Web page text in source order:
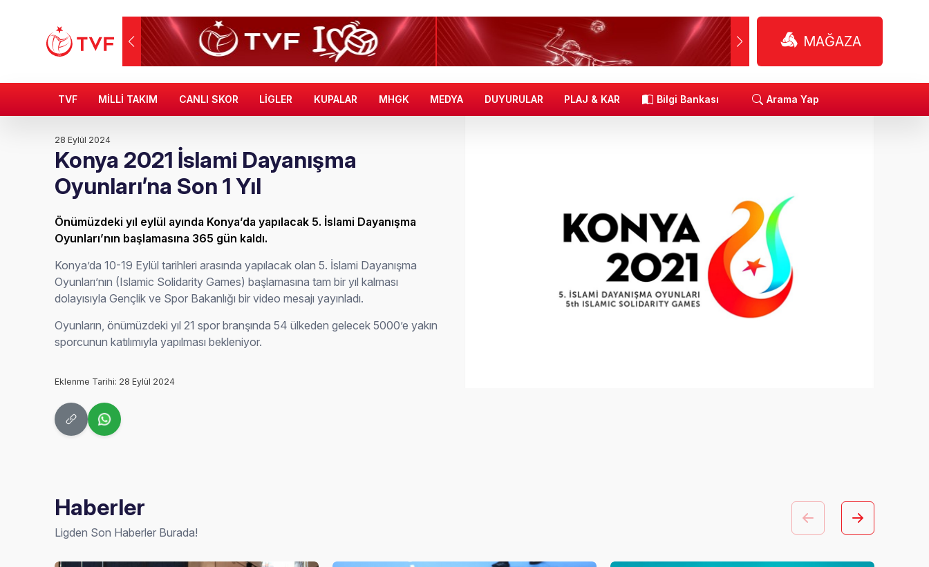
MAĞAZA
TVF MİLLİ TAKIM CANLI SKOR LİGLER KUPALAR MHGK MEDYA DUYURULAR PLAJ & KAR Bilgi Bankası Arama Yap
28 Eylül 2024
Konya 2021 İslami Dayanışma
Oyunları’na Son 1 Yıl
Önümüzdeki yıl eylül ayında Konya’da yapılacak 5. İslami Dayanışma
Oyunları’nın başlamasına 365 gün kaldı.
Konya’da 10-19 Eylül tarihleri arasında yapılacak olan 5. İslami Dayanışma
Oyunları’nın (Islamic Solidarity Games) başlamasına tam bir yıl kalması
dolayısıyla Gençlik ve Spor Bakanlığı bir video mesajı yayınladı.
Oyunların, önümüzdeki yıl 21 spor branşında 54 ülkeden gelecek 5000’e yakın
sporcunun katılımıyla yapılması bekleniyor.
Eklenme Tarihi: 28 Eylül 2024
Haberler
Ligden Son Haberler Burada!